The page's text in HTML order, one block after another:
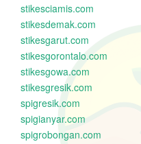
stikesciamis.com
stikesdemak.com
stikesgarut.com
stikesgorontalo.com
stikesgowa.com
stikesgresik.com
spigresik.com
spigianyar.com
spigrobongan.com